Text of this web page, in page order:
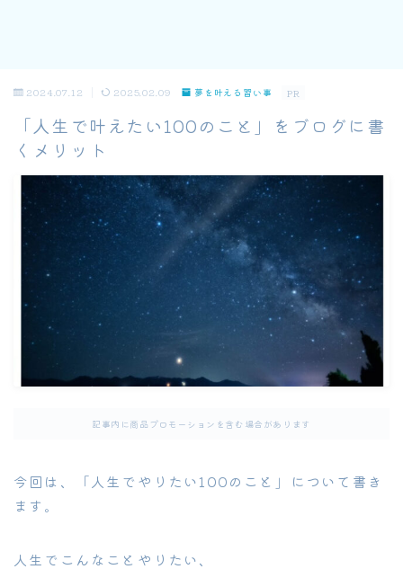
2024.07.12 2025.02.09 夢を叶える習い事 PR
「人生で叶えたい100のこと」をブログに書
くメリット
記事内に商品プロモーションを含む場合があります
今回は、「人生でやりたい100のこと」について書き
ます。
人生でこんなことやりたい、